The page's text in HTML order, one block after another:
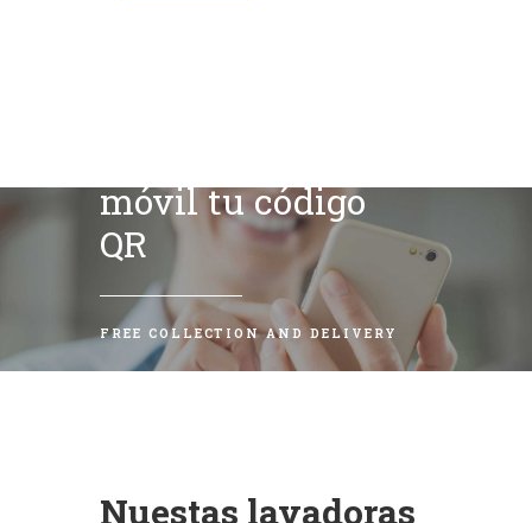
móvil tu código
QR
FREE COLLECTION AND DELIVERY
Nuestas lavadoras